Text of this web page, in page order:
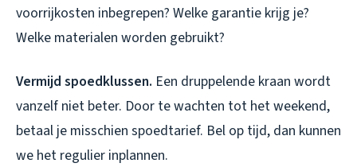
voorrijkosten inbegrepen? Welke garantie krijg je?
Welke materialen worden gebruikt?
Vermijd spoedklussen. Een druppelende kraan wordt
vanzelf niet beter. Door te wachten tot het weekend,
betaal je misschien spoedtarief. Bel op tijd, dan kunnen
we het regulier inplannen.